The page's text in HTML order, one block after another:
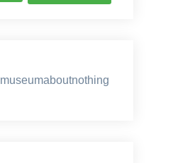
museumaboutnothing